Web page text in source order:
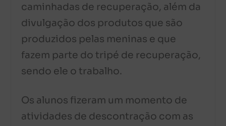
caminhadas de recuperação, além da
divulgação dos produtos que são
produzidos pelas meninas e que
fazem parte do tripé de recuperação,
sendo ele o trabalho.
Os alunos fizeram um momento de
atividades de descontração com as